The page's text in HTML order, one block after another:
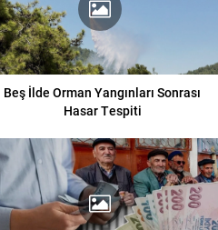
Beş İlde Orman Yangınları Sonrası
Hasar Tespiti